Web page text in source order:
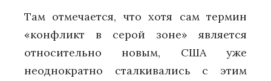
Там отмечается, что хотя сам термин
«конфликт в серой зоне» является
относительно новым, США уже
неоднократно сталкивались с этим